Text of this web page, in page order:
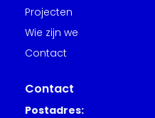
Projecten
Wie zijn we
Contact
Contact
Postadres: